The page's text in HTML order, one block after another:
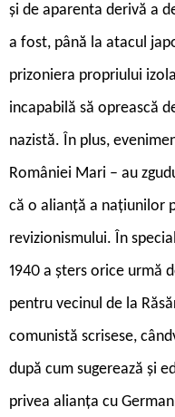
și de aparenta derivă a
a fost, până la atacul
prizoniera propriului
incapabilă să oprească
nazistă. În plus,
României Mari – au
că o alianță a națiunilor
revizionismului. În
1940 a șters orice urmă
pentru vecinul de la
comunistă scrisese,
după cum sugerează și
privea alianța cu